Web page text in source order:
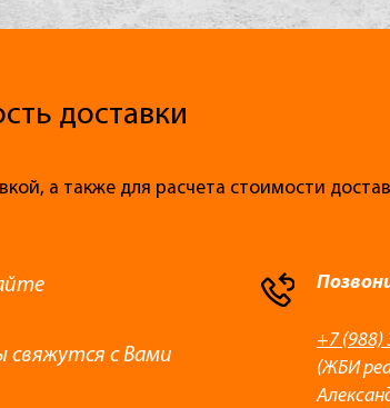
доставки
а также для расчета стоимости
с Вами
+7 (988)
(ЖБИ